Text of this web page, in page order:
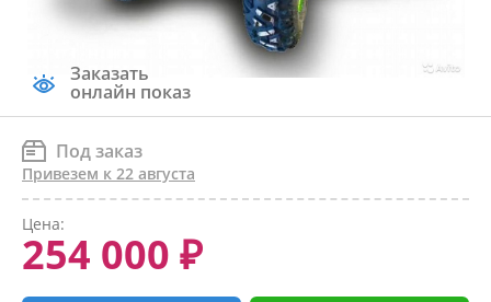
Заказать
онлайн показ
Под заказ
Привезем к 22 августа
Цена:
254 000 ₽